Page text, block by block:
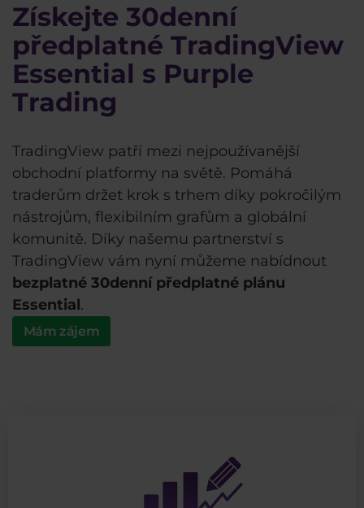
Získejte 30denní
předplatné TradingView
Essential s Purple
Trading
TradingView patří mezi nejpoužívanější
obchodní platformy na světě. Pomáhá
traderům držet krok s trhem díky pokročilým
nástrojům, flexibilním grafům a globální
komunitě. Díky našemu partnerství s
TradingView vám nyní můžeme nabídnout
bezplatné 30denní předplatné plánu
Essential.
Mám zájem